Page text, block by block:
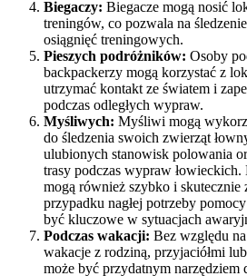
Biegaczy: Biegacze mogą nosić
treningów, co pozwala na
osiągnięć treningowych.
Pieszych podróżników: Osoby
backpackerzy mogą korzystać z
utrzymać kontakt ze światem i
podczas odległych wypraw.
Myśliwych: Myśliwi mogą
do śledzenia swoich zwierząt
ulubionych stanowisk polowania
trasy podczas wypraw
mogą również szybko i skutecznie
przypadku nagłej potrzeby
być kluczowe w sytuacjach
Podczas wakacji: Bez względu
wakacje z rodziną, przyjaciółmi
może być przydatnym narzędziem